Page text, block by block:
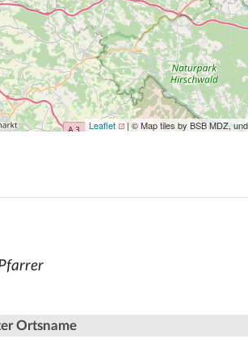
Leaflet | © Map tiles by BSB MDZ,
Ortsname